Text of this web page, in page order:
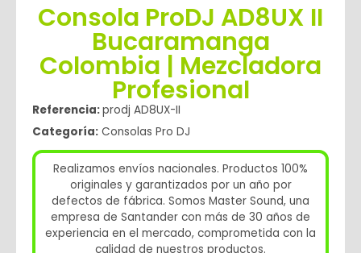
Consola ProDJ AD8UX II
Bucaramanga
Colombia | Mezcladora
Profesional
Referencia:prodj AD8UX-II
Categoría: Consolas Pro DJ
Realizamos envíos nacionales. Productos 100%
originales y garantizados por un año por
defectos de fábrica. Somos Master Sound, una
empresa de Santander con más de 30 años de
experiencia en el mercado, comprometida con la
calidad de nuestros productos.